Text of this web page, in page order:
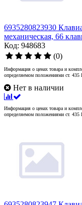
6935280823930
механическая, 66
Код: 948683
(0)
Информация о ценах товара и
определяемом положениями ст.
Нет в наличии
Информация о ценах товара и
определяемом положениями ст. 435